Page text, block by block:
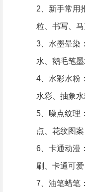
2、新手常用
粒、书写、
3、水墨晕染
水、鹅毛笔
4、水彩水粉
水彩、抽象
5、噪点纹理
点、花纹图
6、卡通动漫
刷、卡通可
7、油笔蜡笔